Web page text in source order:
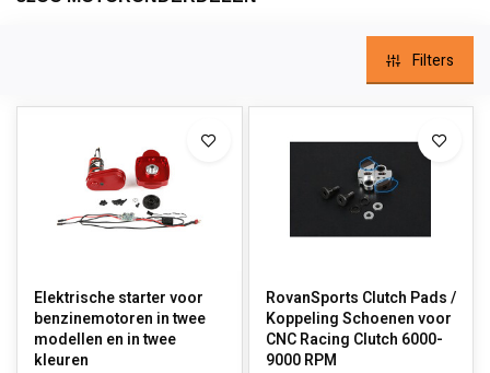
Filters
Elektrische starter voor
benzinemotoren in twee
modellen en in twee
kleuren
RovanSports Clutch Pads /
Koppeling Schoenen voor
CNC Racing Clutch 6000-
9000 RPM